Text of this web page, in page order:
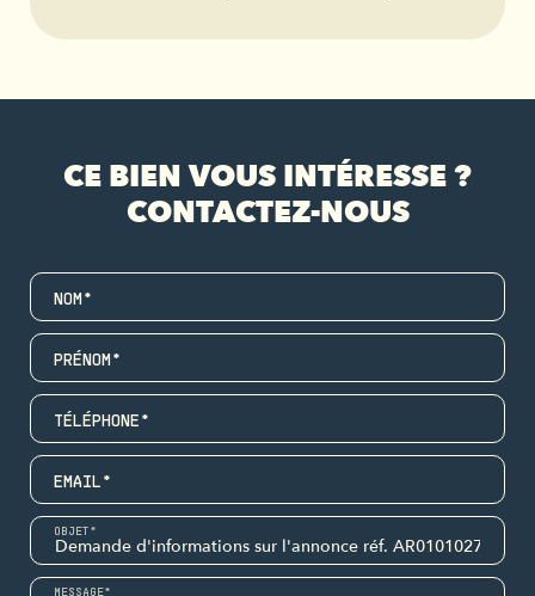
CE BIEN VOUS INTÉRESSE ?
CONTACTEZ-NOUS
NOM*
PRÉNOM*
TÉLÉPHONE*
EMAIL*
OBJET*
MESSAGE*